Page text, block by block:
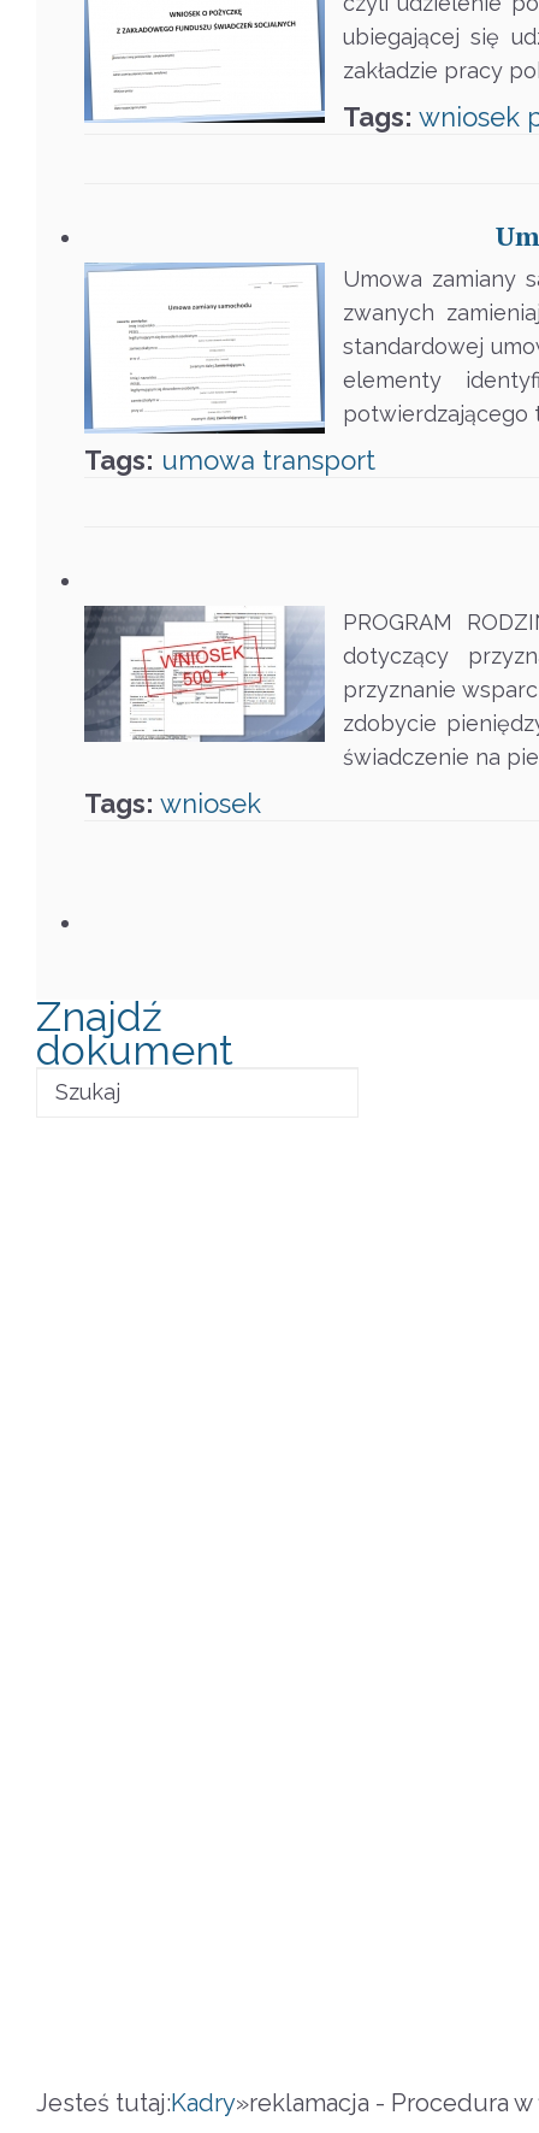
ubiegającej się
zakładzie pracy
Tags: wniosek
Umowa zamiany
zwanych
standardowej
elementy
potwierdzającego
Tags: umowa transport
PROGRAM
dotyczący
przyznanie
zdobycie
świadczenie na
Tags: wniosek
Znajdź
dokument
Jesteś tutaj:Kadry»reklamacja - Procedura w